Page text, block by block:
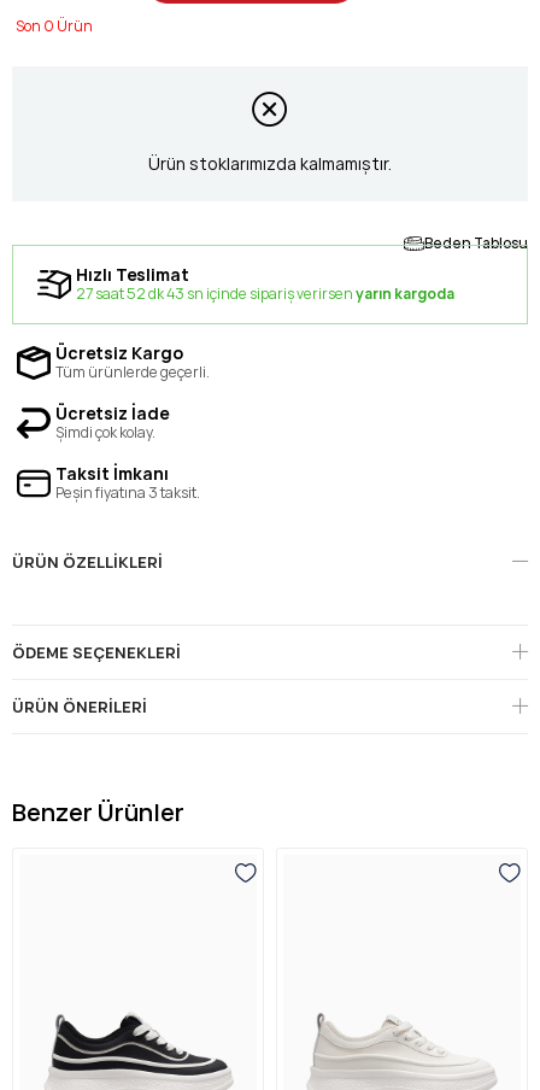
0
Ürün stoklarımızda kalmamıştır.
Beden Tablosu
Hızlı Teslimat
27 saat 52 dk 42 sn içinde sipariş verirsenyarın kargoda
Ücretsiz Kargo
Tüm ürünlerde geçerli.
Ücretsiz İade
Şimdi çok kolay.
Taksit İmkanı
Peşin fiyatına 3 taksit.
ÜRÜN ÖZELLIKLERI
ÖDEME SEÇENEKLERI
ÜRÜN ÖNERILERI
Benzer Ürünler